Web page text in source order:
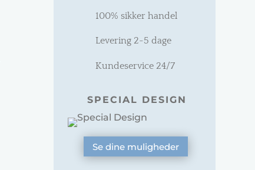
100% sikker handel
Levering 2-5 dage
Kundeservice 24/7
SPECIAL DESIGN
Se dine muligheder